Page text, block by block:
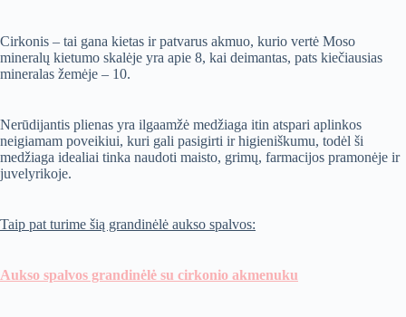
Cirkonis – tai gana kietas ir patvarus akmuo, kurio vertė Moso
mineralų kietumo skalėje yra apie 8, kai deimantas, pats kiečiausias
mineralas žemėje – 10.
Nerūdijantis plienas yra ilgaamžė medžiaga itin atspari aplinkos
neigiamam poveikiui, kuri gali pasigirti ir higieniškumu, todėl ši
medžiaga idealiai tinka naudoti maisto, grimų, farmacijos pramonėje ir
juvelyrikoje.
Taip pat turime šią grandinėlė aukso spalvos:
Aukso spalvos grandinėlė su cirkonio akmenuku